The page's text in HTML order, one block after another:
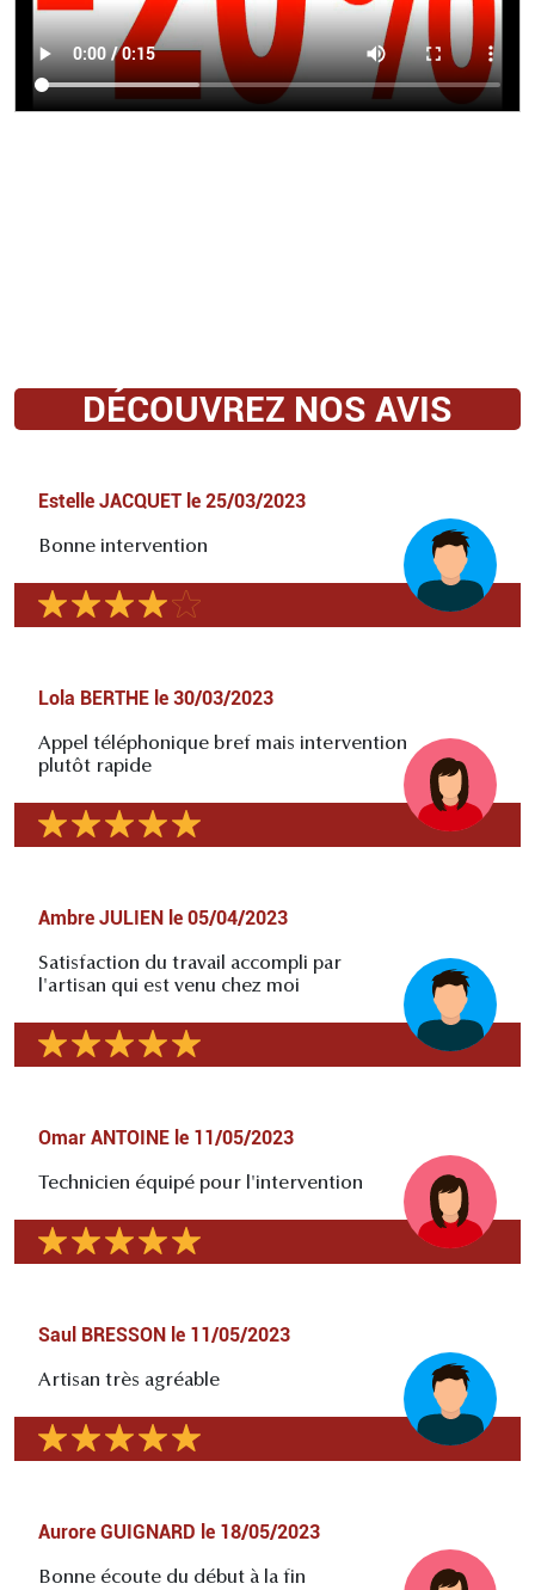
DÉCOUVREZ NOS AVIS
Estelle JACQUET le 25/03/2023
Bonne intervention
Lola BERTHE le 30/03/2023
Appel téléphonique bref mais intervention
plutôt rapide
Ambre JULIEN le 05/04/2023
Satisfaction du travail accompli par
l'artisan qui est venu chez moi
Omar ANTOINE le 11/05/2023
Technicien équipé pour l'intervention
Saul BRESSON le 11/05/2023
Artisan très agréable
Aurore GUIGNARD le 18/05/2023
Bonne écoute du début à la fin